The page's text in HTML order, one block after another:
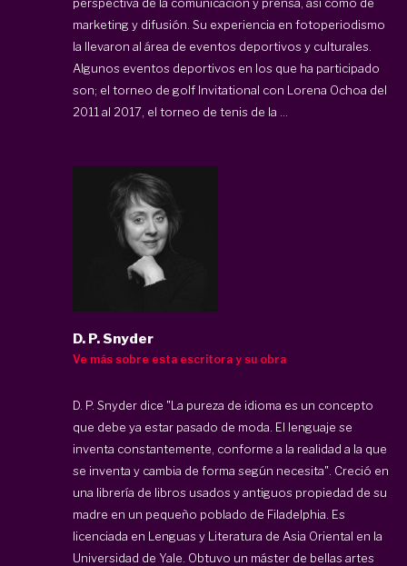
marketing y difusión. Su experiencia en fotoperiodismo
la llevaron al área de eventos deportivos y culturales.
Algunos eventos deportivos en los que ha participado
son; el torneo de golf Invitational con Lorena Ochoa del
2011 al 2017, el torneo de tenis de la ...
D. P. Snyder
Ve más sobre esta escritora y su obra
D. P. Snyder dice "La pureza de idioma es un concepto
que debe ya estar pasado de moda. El lenguaje se
inventa constantemente, conforme a la realidad a la que
se inventa y cambia de forma según necesita". Creció en
una librería de libros usados y antiguos propiedad de su
madre en un pequeño poblado de Filadelphia. Es
licenciada en Lenguas y Literatura de Asia Oriental en la
Universidad de Yale. Obtuvo un máster de bellas artes